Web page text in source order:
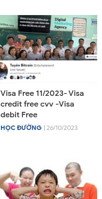
Visa Free 11/2023- Visa
credit free cvv -Visa
debit Free
HỌC ĐƯỜNG | 26/10/2023